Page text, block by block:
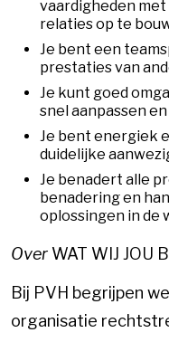
vaardigheden
relaties op te
Je bent een
prestaties van
Je kunt goed
snel aanpassen
Je bent energiek
duidelijke
Je benadert alle
benadering en
oplossingen in de
Over WAT WIJ JOU
Bij PVH begrijpen
organisatie